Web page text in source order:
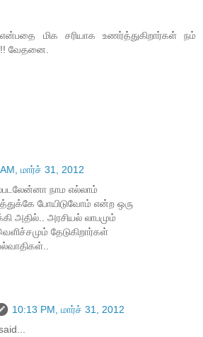
மிக சரியாக உணர்த்துகிறார்கள் நம்
!! வேதனை.
மார்ச் 31, 2012
நாம எல்லாம்
போயிடுவோம் என்ற ஒரு
அதில்.. அரசியல் லாபமும்
தேடுகிறார்கள்
10:13 PM, மார்ச் 31, 2012